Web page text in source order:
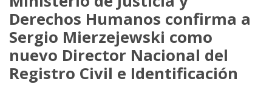
Derechos Humanos confirma a
Sergio Mierzejewski como
nuevo Director Nacional del
Registro Civil e Identificación